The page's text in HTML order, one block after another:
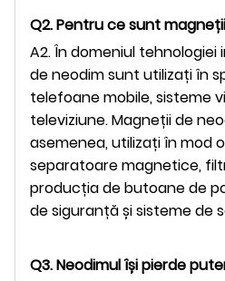
Q2. Pentru ce sunt
A2. În domeniul
de neodim sunt utilizați în
telefoane mobile, sisteme
televiziune.Magneții de
asemenea, utilizați în mod
separatoare magnetice,
producția de butoane de
de siguranță și sisteme de
Q3. Neodimul își pierde